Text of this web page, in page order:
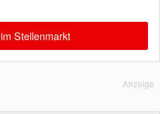
Stellenmarkt
Anzeige